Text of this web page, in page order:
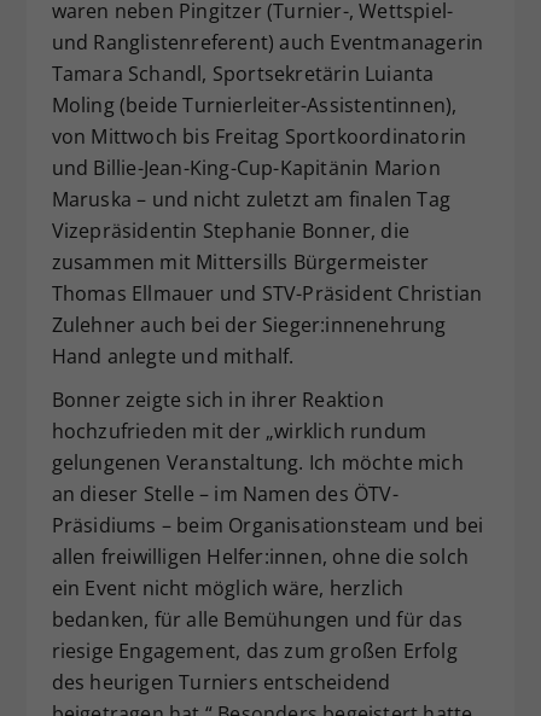
waren neben Pingitzer (Turnier-, Wettspiel-
und Ranglistenreferent) auch Eventmanagerin
Tamara Schandl, Sportsekretärin Luianta
Moling (beide Turnierleiter-Assistentinnen),
von Mittwoch bis Freitag Sportkoordinatorin
und Billie-Jean-King-Cup-Kapitänin Marion
Maruska – und nicht zuletzt am finalen Tag
Vizepräsidentin Stephanie Bonner, die
zusammen mit Mittersills Bürgermeister
Thomas Ellmauer und STV-Präsident Christian
Zulehner auch bei der Sieger:innenehrung
Hand anlegte und mithalf.
Bonner zeigte sich in ihrer Reaktion
hochzufrieden mit der „wirklich rundum
gelungenen Veranstaltung. Ich möchte mich
an dieser Stelle – im Namen des ÖTV-
Präsidiums – beim Organisationsteam und bei
allen freiwilligen Helfer:innen, ohne die solch
ein Event nicht möglich wäre, herzlich
bedanken, für alle Bemühungen und für das
riesige Engagement, das zum großen Erfolg
des heurigen Turniers entscheidend